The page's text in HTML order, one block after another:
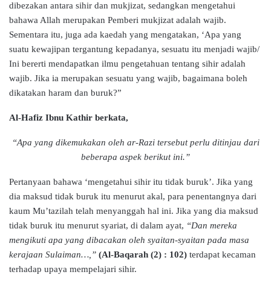
dibezakan antara sihir dan mukjizat, sedangkan mengetahui
bahawa Allah merupakan Pemberi mukjizat adalah wajib.
Sementara itu, juga ada kaedah yang mengatakan, ‘Apa yang
suatu kewajipan tergantung kepadanya, sesuatu itu menjadi wajib/
Ini bererti mendapatkan ilmu pengetahuan tentang sihir adalah
wajib. Jika ia merupakan sesuatu yang wajib, bagaimana boleh
dikatakan haram dan buruk?”
Al-Hafiz Ibnu Kathir berkata,
“Apa yang dikemukakan oleh ar-Razi tersebut perlu ditinjau dari
beberapa aspek berikut ini.”
Pertanyaan bahawa ‘mengetahui sihir itu tidak buruk’. Jika yang
dia maksud tidak buruk itu menurut akal, para penentangnya dari
kaum Mu’tazilah telah menyanggah hal ini. Jika yang dia maksud
tidak buruk itu menurut syariat, di dalam ayat, “Dan mereka
mengikuti apa yang dibacakan oleh syaitan-syaitan pada masa
kerajaan Sulaiman…,” (Al-Baqarah (2) : 102) terdapat kecaman
terhadap upaya mempelajari sihir.